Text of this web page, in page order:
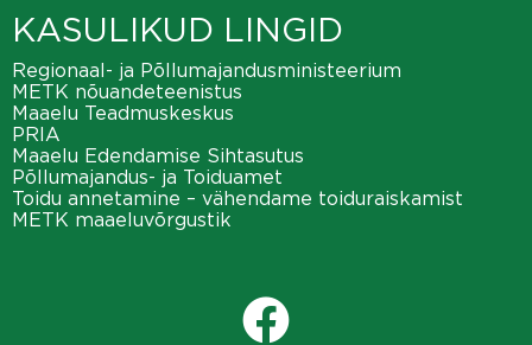
KASULIKUD LINGID
Regionaal- ja Põllumajandusministeerium
METK nõuandeteenistus
Maaelu Teadmuskeskus
PRIA
Maaelu Edendamise Sihtasutus
Põllumajandus- ja Toiduamet
Toidu annetamine – vähendame toiduraiskamist
METK maaeluvõrgustik